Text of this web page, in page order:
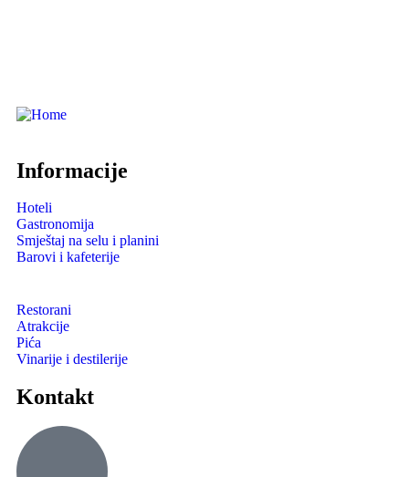
Informacije
Hoteli
Gastronomija
Smještaj na selu i planini
Barovi i kafeterije
Restorani
Atrakcije
Pića
Vinarije i destilerije
Kontakt